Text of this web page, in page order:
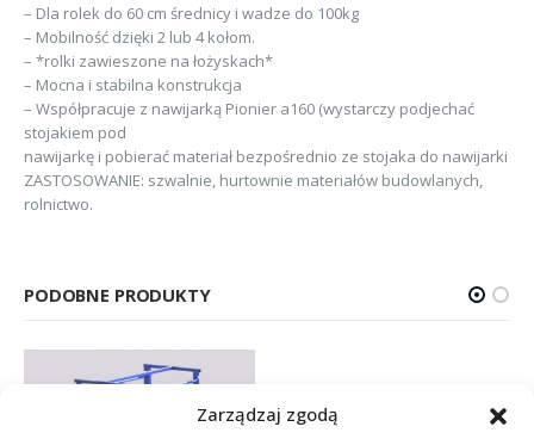
Zarządzaj zgodą
– Dla rolek do 60 cm średnicy i wadze do 100kg
– Mobilność dzięki 2 lub 4 kołom.
– *rolki zawieszone na łożyskach*
– Mocna i stabilna konstrukcja
– Współpracuje z nawijarką Pionier a160 (wystarczy podjechać
stojakiem pod
nawijarkę i pobierać materiał bezpośrednio ze stojaka do nawijarki
ZASTOSOWANIE: szwalnie, hurtownie materiałów budowlanych,
rolnictwo.
PODOBNE PRODUKTY